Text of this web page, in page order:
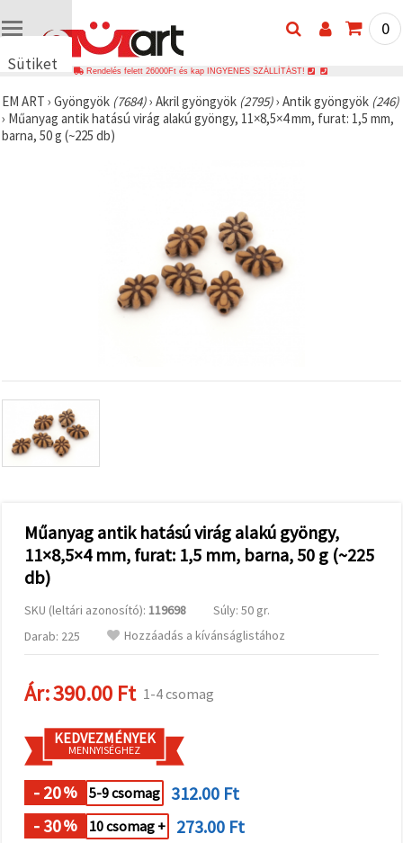
Sütiket
🍪 Cookie-
kat és
hasonló
a
relevánsabb
tartalmat
és
hirdetéseket
analitikai és
marketingpartnereink
segítségével
Az "Összes
elfogadása"
gombra
kattintva
Beállításokban
preferenciáit
az adott
típusú sütik
kiválasztásával
"Mentés"
gombra
kattintva.
0
Rendelés felett 26000Ft és kap INGYENES SZÁLLÍTÁST!
EM ART › Gyöngyök (7684)› Akril gyöngyök (2795)› Antik gyöngyök (246)
› Műanyag antik hatású virág alakú gyöngy, 11×8,5×4 mm, furat: 1,5 mm,
barna, 50 g (~225 db)
Műanyag antik hatású virág alakú gyöngy,
11×8,5×4 mm, furat: 1,5 mm, barna, 50 g (~225
db)
SKU (leltári azonosító): 119698
Súly: 50 gr.
Darab: 225
Hozzáadás a kívánságlistához
Ár:390.00 Ft 1-4 csomag
KEDVEZMÉNYEK
MENNYISÉGHEZ
- 20% 5-9 csomag
312.00 Ft
- 30% 10 csomag + 273.00 Ft